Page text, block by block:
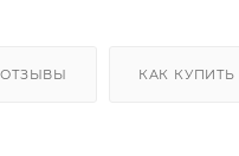
ОТЗЫВЫ КАК КУПИТЬ